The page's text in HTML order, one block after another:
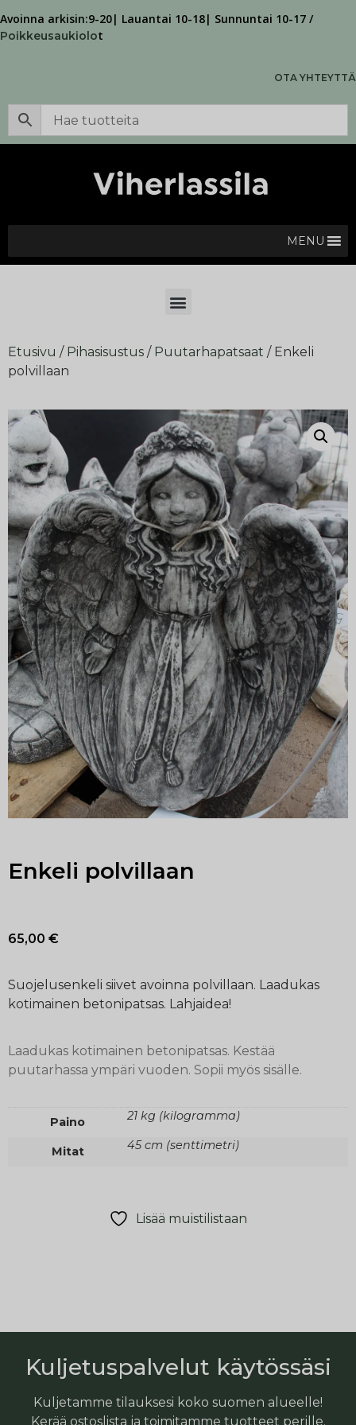
Avoinna arkisin:9-20| Lauantai 10-18| Sunnuntai 10-17 /
Poikkeusaukiolot
OTA YHTEYTTÄ
MENU
Etusivu / Pihasisustus / Puutarhapatsaat / Enkeli
polvillaan
Enkeli polvillaan
65,00 €
Suojelusenkeli siivet avoinna polvillaan. Laadukas
kotimainen betonipatsas. Lahjaidea!
Laadukas kotimainen betonipatsas. Kestää
puutarhassa ympäri vuoden. Sopii myös sisälle.
Paino 21 kg (kilogramma)
Mitat 45 cm (senttimetri)
Lisää muistilistaan
Kuljetuspalvelut käytössäsi
Kuljetamme tilauksesi koko suomen alueelle!
Kerää ostoslista ja toimitamme tuotteet perille.